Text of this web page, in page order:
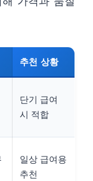
추천 상황
단기 급여
시 적합
일상 급여용
추천